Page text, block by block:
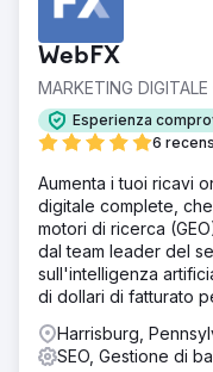
WebFX
MARKETING
Esperienza
6
Aumenta i tuoi ricavi
digitale complete,
motori di ricerca
dal team leader del
sull'intelligenza
di dollari di fatturato
Harrisburg,
SEO, Gestione di